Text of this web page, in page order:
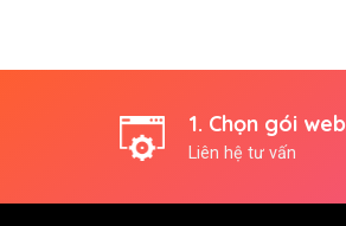
1. Chọn gói web
Liên hệ tư vấn